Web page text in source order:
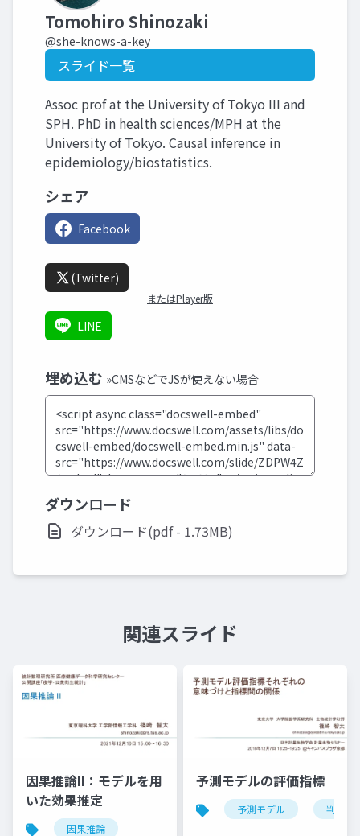
Tomohiro Shinozaki
@she-knows-a-key
スライド一覧
Assoc prof at the University of Tokyo III and
SPH. PhD in health sciences/MPH at the
University of Tokyo. Causal inference in
epidemiology/biostatistics.
シェア
Facebook
(Twitter)
またはPlayer版
LINE
埋め込む »CMSなどでJSが使えない場合
ダウンロード
ダウンロード(pdf - 1.73MB)
関連スライド
因果推論II：モデルを用
いた効果推定
因果推論
予測モデルの評価指標
予測モデル 判別